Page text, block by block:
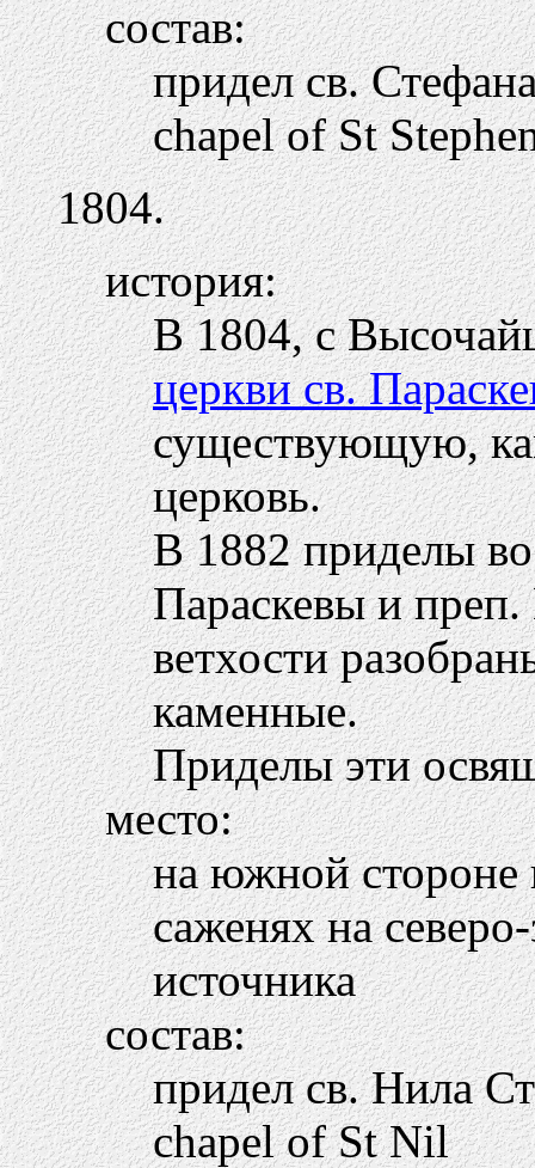
состав:
придел св.
chapel of St
1804.
история:
В 1804, с
церкви св.
существующую,
церковь.
В 1882 приделы
Параскевы и
ветхости
каменные.
Приделы эти
место:
на южной стороне
саженях на
источника
состав:
придел св. Нила
chapel of St Nil